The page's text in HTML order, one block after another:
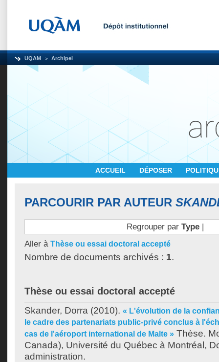
UQAM Archipel
ACCUEIL DÉPOSER
PARCOURIR PAR AUTEUR
Regrouper par Type|
Aller à Thèse ou essai doctoral accepté
Nombre de documents archivés : 1.
Thèse ou essai doctoral accepté
Skander, Dorra (2010). « L'évolution de la
le cadre des partenariats public-privé conclus à
cas de l'aéroport international de Malte » Thèse.
Canada), Université du Québec à Montréal,
administration.